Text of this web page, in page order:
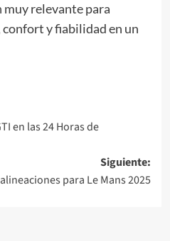
muy relevante para
y fiabilidad en un
en las 24 Horas de
Siguiente:
para Le Mans 2025